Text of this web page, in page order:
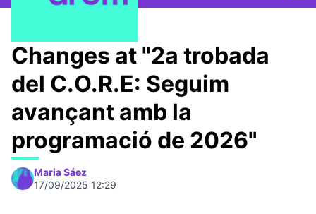
Changes at "2a trobada
del C.O.R.E: Seguim
avançant amb la
programació de 2026"
Maria Sáez
17/09/2025 12:29